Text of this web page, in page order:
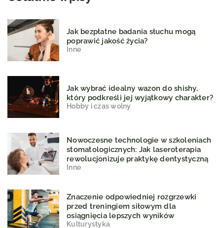
Jak bezpłatne badania słuchu mogą
poprawić jakość życia?
Inne
Jak wybrać idealny wazon do shishy,
który podkreśli jej wyjątkowy charakter?
Hobby i czas wolny
Nowoczesne technologie w szkoleniach
stomatologicznych: Jak laseroterapia
rewolucjonizuje praktykę dentystyczną
Inne
Znaczenie odpowiedniej rozgrzewki
przed treningiem siłowym dla
osiągnięcia lepszych wyników
Kulturystyka